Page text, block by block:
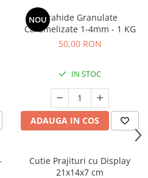
NOUArahide Granulate
Caramelizate 1-4mm - 1 KG
50,00 RON
IN STOC
ADAUGA IN COS
Cutie Prajituri cu Display
21x14x7 cm